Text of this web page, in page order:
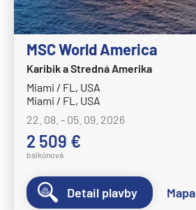
HANSEATIC nature
HANSEATIC spirit
MS Bremen
MS Europa
MS Europa 2
MS Eurodam
MS Koningsdam
MS Nieuw Amsterdam
MSC World America
Karibik a Stredná Amerika
Miami / FL, USA
Miami / FL, USA
22. 08. - 05. 09. 2026
2 509 €
balkónová
Detail plavby Mapa